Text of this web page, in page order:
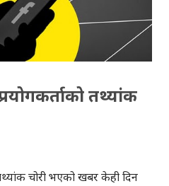
आफ्नो थैलो बलियोसँग कसौँ
मात्रै इन्टरनेट चलाउने
फेसबुक र भाइबर भनेकै इन्टरनेट
तथ्यांक
चोरी भएको खबर केही दिन